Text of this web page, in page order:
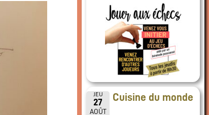
JEU
27
AOÛT
Cuisine du monde